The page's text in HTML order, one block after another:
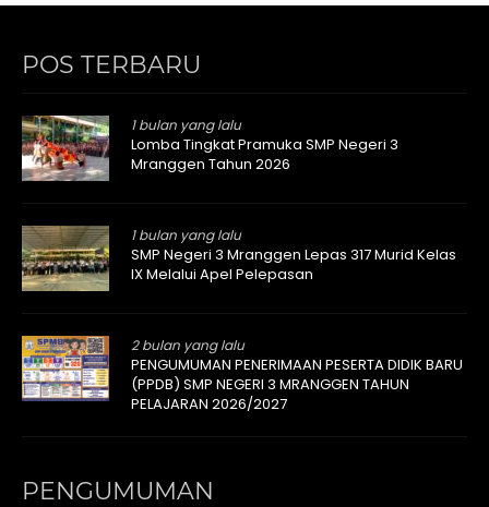
POS TERBARU
1 bulan yang lalu
Lomba Tingkat Pramuka SMP Negeri 3
Mranggen Tahun 2026
1 bulan yang lalu
SMP Negeri 3 Mranggen Lepas 317 Murid Kelas
IX Melalui Apel Pelepasan
2 bulan yang lalu
PENGUMUMAN PENERIMAAN PESERTA DIDIK BARU
(PPDB) SMP NEGERI 3 MRANGGEN TAHUN
PELAJARAN 2026/2027
PENGUMUMAN